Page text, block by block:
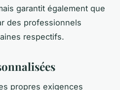
garantit également que
des professionnels
respectifs.
propres exigences